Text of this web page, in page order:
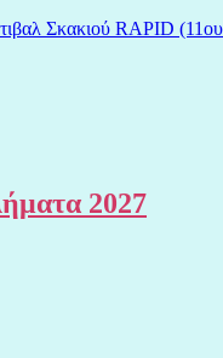
Σκακιού RAPID
2027